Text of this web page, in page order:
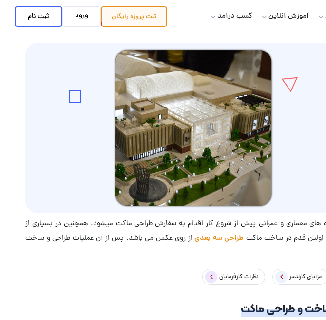
آموزش آنلاین کسب درآمد ثبت پروژهرایگان ورود ثبت نام
های معماری و عمرانی پیش از شروع کار اقدام به سفارش طراحی ماکت میشود. همچنین در بسیاری از
اولین قدم در ساخت ماکت طراحی سه بعدی
از روی عکس می باشد. پس از آن عملیات طراحی و ساخت
شدن ارایه و پرزنتیشن پروژه ها دارد. برای سفارش طراحی و ساخت ماکت یک پروژه رایگان در کارلنسر
مزایای کارلنسر نظرات کارفرمایان
و طراحی ماکت